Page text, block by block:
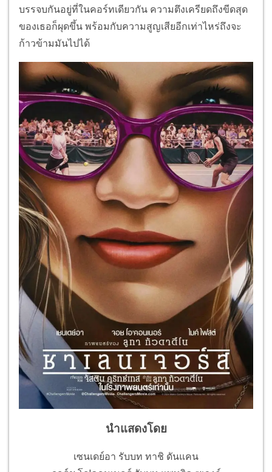
บรรจบกันอยู่ที่ในคอร์ทเดียวกัน ความตึงเครียดถึงขีดสุด
ของเธอก็ผุดขึ้น พร้อมกับความสูญเสียอีกเท่าไหร่ถึงจะ
ก้าวข้ามมันไปได้
นำแสดงโดย
เซนเดย์อา รับบท ทาชิ ดันแคน